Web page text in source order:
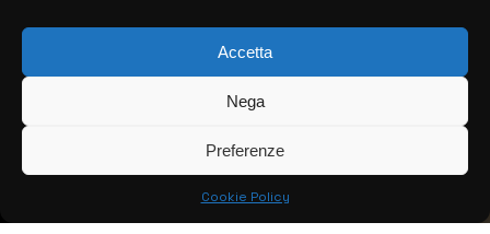
Accetta
Nega
Preferenze
Cookie Policy